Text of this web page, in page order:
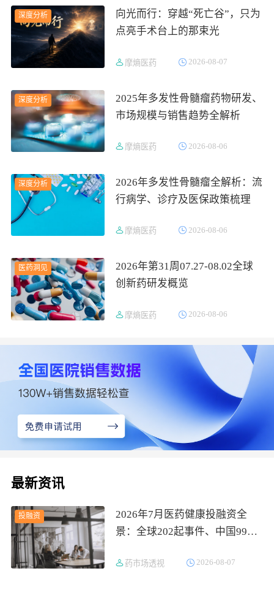
深度分析
向光而行：穿越“死亡谷”，只为
点亮手术台上的那束光
摩熵医药 2026-08-07
深度分析
2025年多发性骨髓瘤药物研发、
市场规模与销售趋势全解析
摩熵医药 2026-08-06
深度分析
2026年多发性骨髓瘤全解析：流
行病学、诊疗及医保政策梳理
摩熵医药 2026-08-06
医药洞见
2026年第31周07.27-08.02全球
创新药研发概览
摩熵医药 2026-08-06
最新资讯
投融资
2026年7月医药健康投融资全
景：全球202起事件、中国99
吸金564亿
药市场透视 2026-08-07